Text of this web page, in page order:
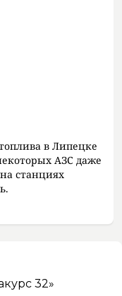
в Липецке
АЗС даже
станциях
32»